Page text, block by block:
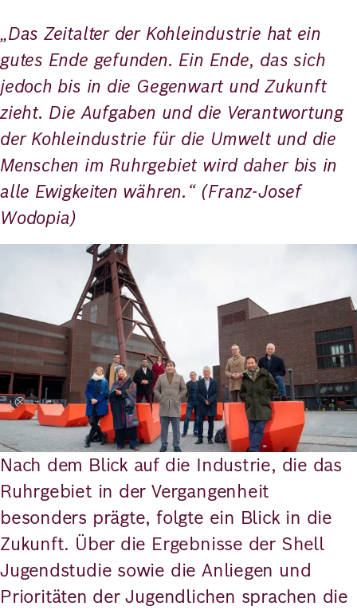
„Das Zeitalter der Kohleindustrie hat ein
gutes Ende gefunden. Ein Ende, das sich
jedoch bis in die Gegenwart und Zukunft
zieht. Die Aufgaben und die Verantwortung
der Kohleindustrie für die Umwelt und die
Menschen im Ruhrgebiet wird daher bis in
alle Ewigkeiten währen.“ (Franz-Josef
Wodopia)
Nach dem Blick auf die Industrie, die das
Ruhrgebiet in der Vergangenheit
besonders prägte, folgte ein Blick in die
Zukunft. Über die Ergebnisse der Shell
Jugendstudie sowie die Anliegen und
Prioritäten der Jugendlichen sprachen die